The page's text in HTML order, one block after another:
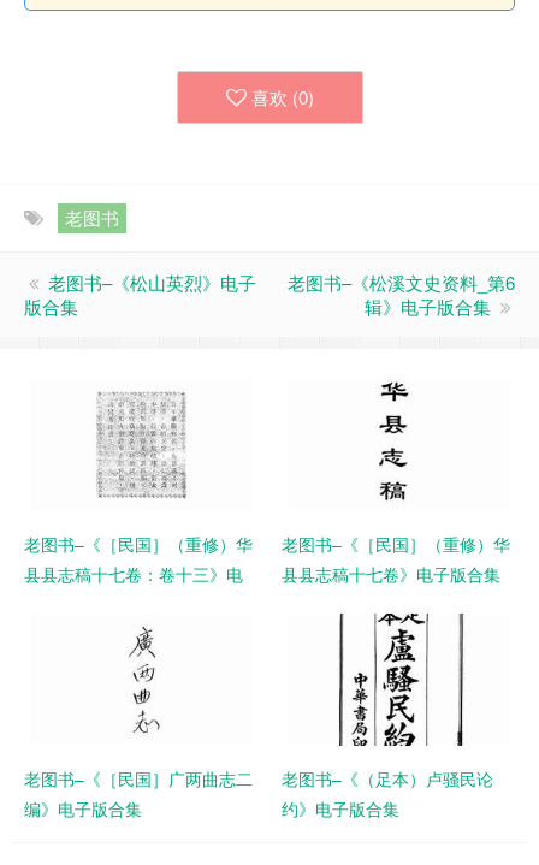
喜欢 (0)
老图书
老图书–《松山英烈》电子
版合集
老图书–《松溪文史资料_第6
辑》电子版合集
老图书–《［民国］（重修）华
县县志稿十七卷：卷十三》电
老图书–《［民国］（重修）华
县县志稿十七卷》电子版合集
老图书–《［民国］广两曲志二
编》电子版合集
老图书–《（足本）卢骚民论
约》电子版合集